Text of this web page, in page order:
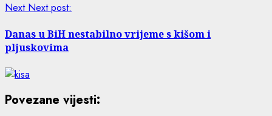
Next Next post:
Danas u BiH nestabilno vrijeme s kišom i
pljuskovima
Povezane vijesti: